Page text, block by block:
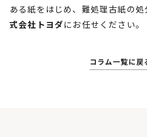
ある紙をはじめ、難処理古紙の
式会社トヨダにお任せください。
コラム一覧に戻